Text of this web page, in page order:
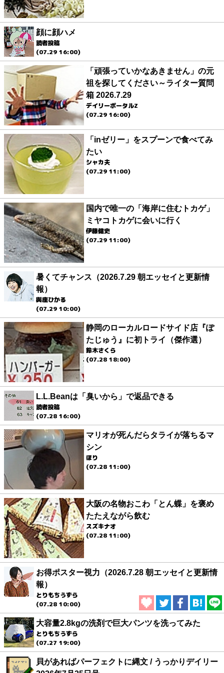
顔に顔ハメ
読者投稿
(07.29 16:00)
「頑張っていかなあきません」の元
祖を探してください～ライター質問
箱 2026.7.29
デイリーポータルZ
(07.29 16:00)
「inゼリー」をスプーンで食べてみ
たい
シャカ夫
(07.29 11:00)
国内で唯一の「海岸に住むトカゲ」
ミヤコトカゲに会いに行く
伊藤健史
(07.29 11:00)
暑くてチャンス（2026.7.29 朝エッセイと更新情
報）
與座ひかる
(07.29 10:00)
静岡のローカルロードサイド店『ぽ
たじゅう』に初トライ（傑作選）
鈴木さくら
(07.28 18:00)
L.L.Beanは「臭いから」で返品できる
読者投稿
(07.28 16:00)
マリオが死んだらタライが落ちるマ
シン
ほり
(07.28 11:00)
大阪の名物おこわ「とん蝶」を褒め
たたえながら飲む
スズキナオ
(07.28 11:00)
お得ポスター視力（2026.7.28 朝エッセイと更新情
報）
とりもちうずら
(07.28 10:00)
大容量2.8kgの洗剤で巨大パンツを洗ってみた
とりもちうずら
(07.27 19:00)
貝があればパーフェクトに縄文 / うっかりデイリー